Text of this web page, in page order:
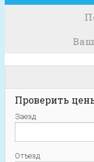
Проверить
Заезд
Отъезд